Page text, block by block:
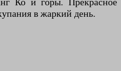
в жаркий день.